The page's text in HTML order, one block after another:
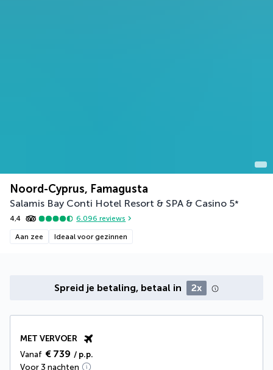
Noord-Cyprus, Famagusta
Salamis Bay Conti Hotel Resort & SPA & Casino 5*
4,4 6.096 reviews
Aan zee Ideaal voor gezinnen
Spreid je betaling, betaal in 2x
MET VERVOER
Vanaf € 739 / p.p.
Voor 3 nachten